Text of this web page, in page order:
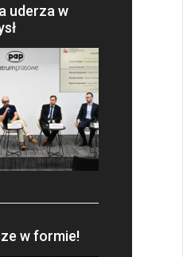
uderza w
w formie!